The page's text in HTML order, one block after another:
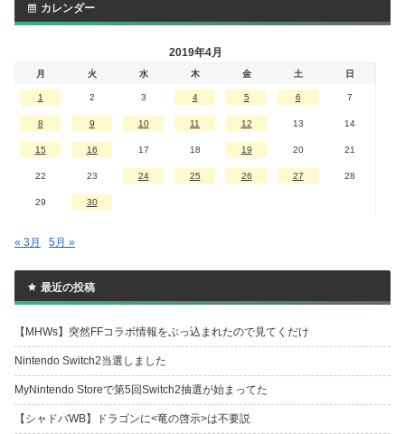
カレンダー
2019年4月
月 火 水 木 金 土 日
1 2 3 4 5 6 7
8 9 10 11 12 13 14
15 16 17 18 19 20 21
22 23 24 25 26 27 28
29 30
« 3月 5月 »
最近の投稿
【MHWs】突然FFコラボ情報をぶっ込まれたので見てくだけ
Nintendo Switch2当選しました
MyNintendo Storeで第5回Switch2抽選が始まってた
【シャドバWB】ドラゴンに<竜の啓示>は不要説